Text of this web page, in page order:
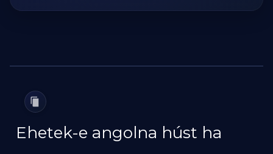
Ehetek-e angolna húst ha